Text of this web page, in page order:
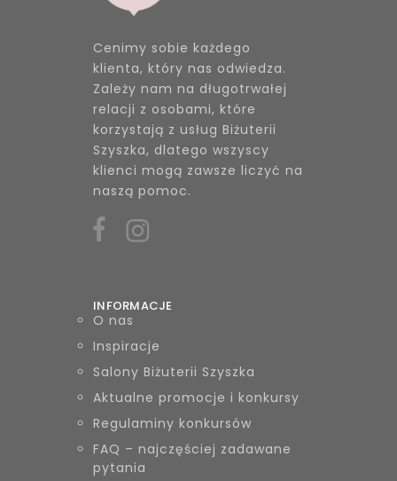
Cenimy sobie każdego
klienta, który nas odwiedza.
Zależy nam na długotrwałej
relacji z osobami, które
korzystają z usług Biżuterii
Szyszka, dlatego wszyscy
klienci mogą zawsze liczyć na
naszą pomoc.
INFORMACJE
O nas
Inspiracje
Salony Biżuterii Szyszka
Aktualne promocje i konkursy
Regulaminy konkursów
FAQ – najczęściej zadawane
pytania